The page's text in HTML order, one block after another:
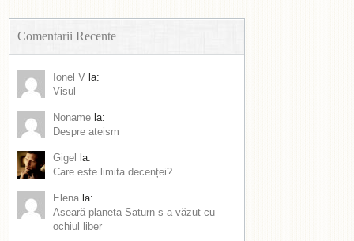
Comentarii Recente
Ionel V la:
Visul
Noname la:
Despre ateism
Gigel
la:
Care este limita decenței?
Elena la:
Aseară planeta Saturn s-a văzut cu
ochiul liber